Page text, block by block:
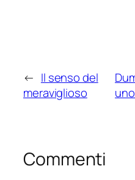
← Il senso del
meraviglioso
Commenti